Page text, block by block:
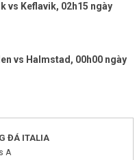
vs Keflavik, 02h15 ngày
vs Halmstad, 00h00 ngày
ĐÁ ITALIA
A